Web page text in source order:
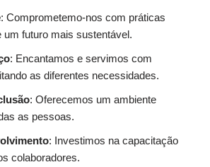
: Comprometemo-nos com práticas
um futuro mais sustentável.
: Encantamos e servimos com
as diferentes necessidades.
: Oferecemos um ambiente
as pessoas.
: Investimos na capacitação
colaboradores.